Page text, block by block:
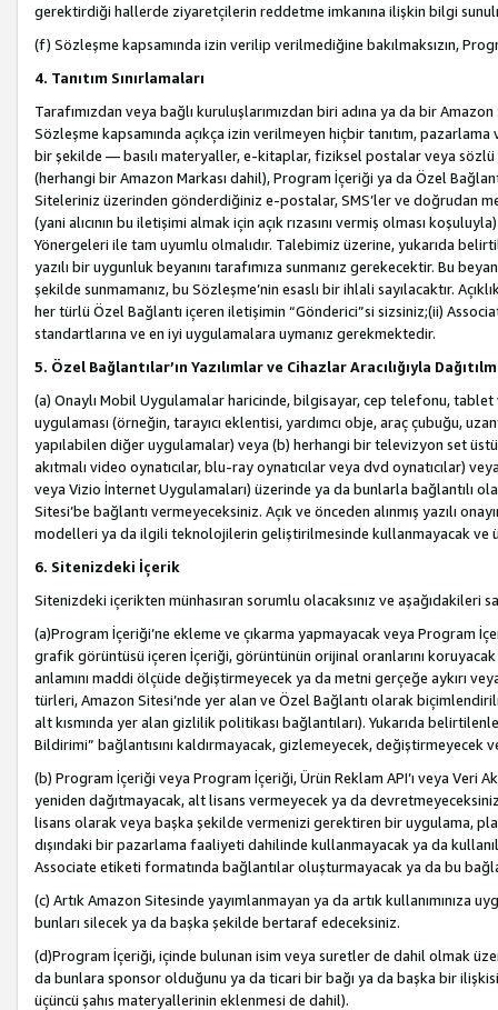
gerektirdiği hallerde ziyaretçilerin reddetme imkanına ilişkin bilgi
(f) Sözleşme kapsamında izin verilip verilmediğine bakılmaksızın,
4. Tanıtım Sınırlamaları
Tarafımızdan veya bağlı kuruluşlarımızdan biri adına ya da bir
Sözleşme kapsamında açıkça izin verilmeyen hiçbir tanıtım,
bir şekilde — basılı materyaller, e-kitaplar, fiziksel postalar veya sözlü
(herhangi bir Amazon Markası dahil), Program İçeriği ya da Özel
Siteleriniz üzerinden gönderdiğiniz e-postalar, SMS’ler ve doğrudan
(yani alıcının bu iletişimi almak için açık rızasını vermiş olması
Yönergeleri ile tam uyumlu olmalıdır. Talebimiz üzerine, yukarıda
yazılı bir uygunluk beyanını tarafımıza sunmanız gerekecektir. Bu
şekilde sunmamanız, bu Sözleşme’nin esaslı bir ihlali sayılacaktır.
her türlü Özel Bağlantı içeren iletişimin “Gönderici”si sizsiniz;(ii)
standartlarına ve en iyi uygulamalara uymanız gerekmektedir.
5. Özel Bağlantılar’ın Yazılımlar ve Cihazlar Aracılığıyla
(a) Onaylı Mobil Uygulamalar haricinde, bilgisayar, cep telefonu,
uygulaması (örneğin, tarayıcı eklentisi, yardımcı obje, araç çubuğu,
yapılabilen diğer uygulamalar) veya (b) herhangi bir televizyon set
akıtmalı video oynatıcılar, blu-ray oynatıcılar veya dvd oynatıcılar)
veya Vizio İnternet Uygulamaları) üzerinde ya da bunlarla bağlantılı
Sitesi’be bağlantı vermeyeceksiniz. Açık ve önceden alınmış yazılı
modelleri ya da ilgili teknolojilerin geliştirilmesinde kullanmayacak ve
6. Sitenizdeki İçerik
Sitenizdeki içerikten münhasıran sorumlu olacaksınız ve aşağıdakileri
(a)Program İçeriği’ne ekleme ve çıkarma yapmayacak veya Program
grafik görüntüsü içeren İçeriği, görüntünün orijinal oranlarını
anlamını maddi ölçüde değiştirmeyecek ya da metni gerçeğe aykırı
türleri, Amazon Sitesi’nde yer alan ve Özel Bağlantı olarak
alt kısmında yer alan gizlilik politikası bağlantıları). Yukarıda
Bildirimi” bağlantısını kaldırmayacak, gizlemeyecek,
(b) Program İçeriği veya Program İçeriği, Ürün Reklam API’ı veya Veri
yeniden dağıtmayacak, alt lisans vermeyecek ya da
lisans olarak veya başka şekilde vermenizi gerektiren bir uygulama,
dışındaki bir pazarlama faaliyeti dahilinde kullanmayacak ya da
Associate etiketi formatında bağlantılar oluşturmayacak ya da bu
(c) Artık Amazon Sitesinde yayımlanmayan ya da artık kullanımınıza
bunları silecek ya da başka şekilde bertaraf edeceksiniz.
(d)Program İçeriği, içinde bulunan isim veya suretler de dahil olmak
da bunlara sponsor olduğunu ya da ticari bir bağı ya da başka bir
üçüncü şahıs materyallerinin eklenmesi de dahil).